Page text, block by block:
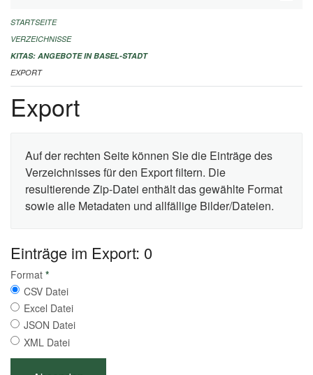
ALLGEMEINE INFORMATIONEN
IMPRESSUM
STARTSEITE
VERZEICHNISSE
KITAS: ANGEBOTE IN BASEL-STADT
EXPORT
Export
Auf der rechten Seite können Sie die Einträge des
Verzeichnisses für den Export filtern. Die
resultierende Zip-Datei enthält das gewählte Format
sowie alle Metadaten und allfällige Bilder/Dateien.
Einträge im Export: 0
Format *
CSV Datei
Excel Datei
JSON Datei
XML Datei